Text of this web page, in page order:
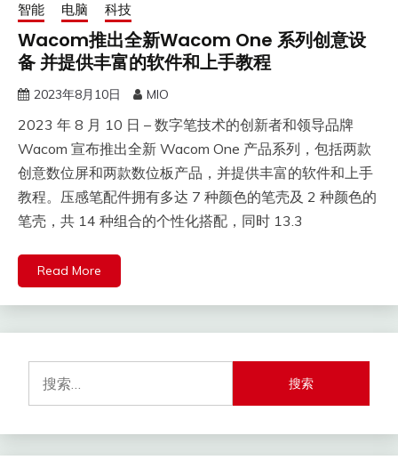
智能 电脑 科技
Wacom推出全新Wacom One 系列创意设
备 并提供丰富的软件和上手教程
2023年8月10日 MIO
2023 年 8 月 10 日 – 数字笔技术的创新者和领导品牌
Wacom 宣布推出全新 Wacom One 产品系列，包括两款
创意数位屏和两款数位板产品，并提供丰富的软件和上手
教程。压感笔配件拥有多达 7 种颜色的笔壳及 2 种颜色的
笔壳，共 14 种组合的个性化搭配，同时 13.3
Read More
索：